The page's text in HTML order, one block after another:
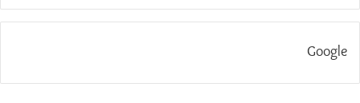
Google